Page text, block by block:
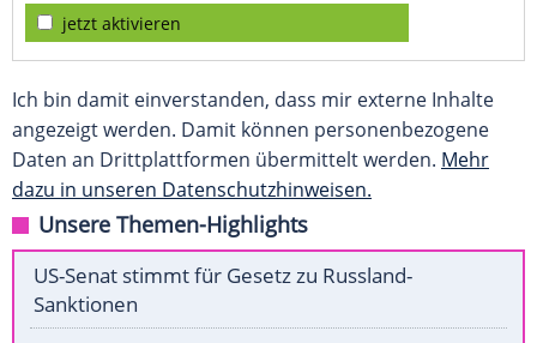
jetzt aktivieren
Ich bin damit einverstanden, dass mir externe Inhalte
angezeigt werden. Damit können personenbezogene
Daten an Drittplattformen übermittelt werden. Mehr
dazu in unseren Datenschutzhinweisen.
Unsere Themen-Highlights
US-Senat stimmt für Gesetz zu Russland-
Sanktionen